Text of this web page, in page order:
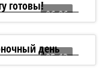
06:06
05:13
день